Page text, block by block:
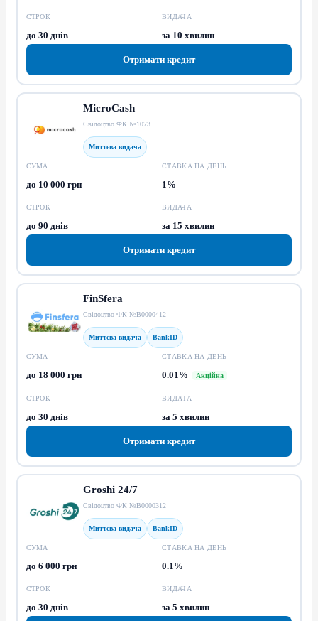
СТРОК
до 30 днів
ВИДАЧА
за 10 хвилин
Отримати кредит
MicroCash
Свідоцтво ФК №1073
Миттєва видача
СУМА
до 10 000 грн
СТАВКА НА ДЕНЬ
1%
СТРОК
до 90 днів
ВИДАЧА
за 15 хвилин
Отримати кредит
FinSfera
Свідоцтво ФК №В0000412
Миттєва видача BankID
СУМА
до 18 000 грн
СТАВКА НА ДЕНЬ
0.01% Акційна
СТРОК
до 30 днів
ВИДАЧА
за 5 хвилин
Отримати кредит
Groshi 24/7
Свідоцтво ФК №В0000312
Миттєва видача BankID
СУМА
до 6 000 грн
СТАВКА НА ДЕНЬ
0.1%
СТРОК
до 30 днів
ВИДАЧА
за 5 хвилин